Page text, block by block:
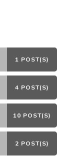
1 POST(S)
4 POST(S)
10 POST(S)
2 POST(S)